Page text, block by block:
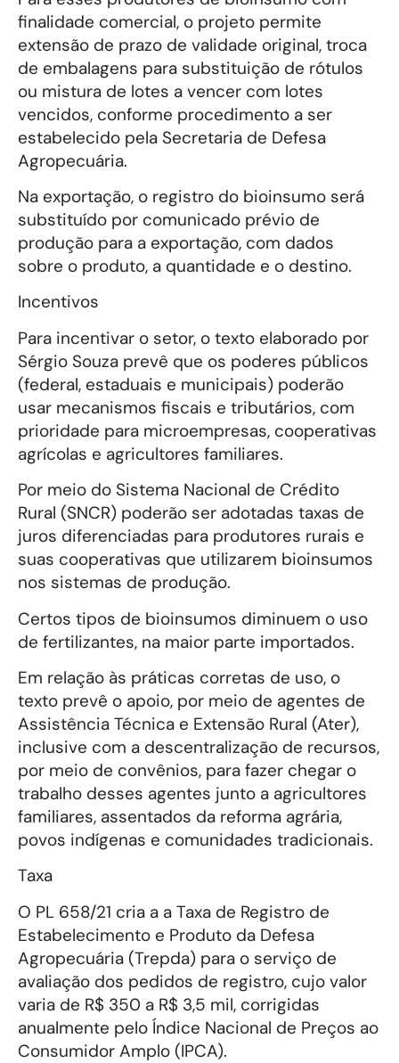
finalidade comercial, o projeto permite
extensão de prazo de validade original, troca
de embalagens para substituição de rótulos
ou mistura de lotes a vencer com lotes
vencidos, conforme procedimento a ser
estabelecido pela Secretaria de Defesa
Agropecuária.
Na exportação, o registro do bioinsumo será
substituído por comunicado prévio de
produção para a exportação, com dados
sobre o produto, a quantidade e o destino.
Incentivos
Para incentivar o setor, o texto elaborado por
Sérgio Souza prevê que os poderes públicos
(federal, estaduais e municipais) poderão
usar mecanismos fiscais e tributários, com
prioridade para microempresas, cooperativas
agrícolas e agricultores familiares.
Por meio do Sistema Nacional de Crédito
Rural (SNCR) poderão ser adotadas taxas de
juros diferenciadas para produtores rurais e
suas cooperativas que utilizarem bioinsumos
nos sistemas de produção.
Certos tipos de bioinsumos diminuem o uso
de fertilizantes, na maior parte importados.
Em relação às práticas corretas de uso, o
texto prevê o apoio, por meio de agentes de
Assistência Técnica e Extensão Rural (Ater),
inclusive com a descentralização de recursos,
por meio de convênios, para fazer chegar o
trabalho desses agentes junto a agricultores
familiares, assentados da reforma agrária,
povos indígenas e comunidades tradicionais.
Taxa
O PL 658/21 cria a a Taxa de Registro de
Estabelecimento e Produto da Defesa
Agropecuária (Trepda) para o serviço de
avaliação dos pedidos de registro, cujo valor
varia de R$ 350 a R$ 3,5 mil, corrigidas
anualmente pelo Índice Nacional de Preços ao
Consumidor Amplo (IPCA).